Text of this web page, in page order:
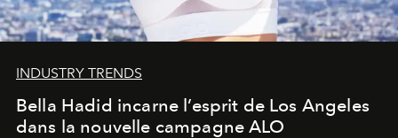
INDUSTRY TRENDS
Bella Hadid incarne l’esprit de Los Angeles
dans la nouvelle campagne ALO